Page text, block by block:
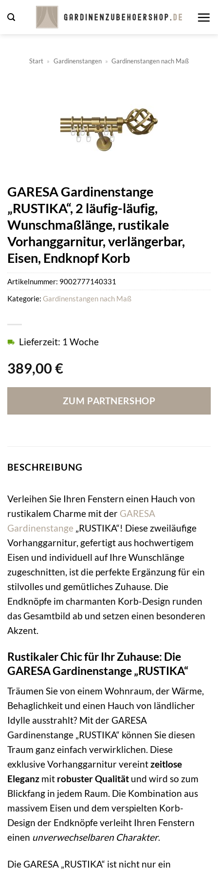
Inhalt
Start » Gardinenstangen » Gardinenstangen nach Maß
GARESA Gardinenstange
„RUSTIKA“, 2 läufig-läufig,
Wunschmaßlänge, rustikale
Vorhanggarnitur, verlängerbar,
Eisen, Endknopf Korb
389,00 €
Lieferzeit: 1 Woche
ZUM PARTNERSHOP
Artikelnummer: 9002777140331
Kategorie: Gardinenstangen nach Maß
BESCHREIBUNG
Verleihen Sie Ihren Fenstern einen Hauch von
rustikalem Charme mit der GARESA
Gardinenstange „RUSTIKA“! Diese zweiläufige
Vorhanggarnitur, gefertigt aus hochwertigem
Eisen und individuell auf Ihre Wunschlänge
zugeschnitten, ist die perfekte Ergänzung für ein
stilvolles und gemütliches Zuhause. Die
Endknöpfe im charmanten Korb-Design runden
das Gesamtbild ab und setzen einen besonderen
Akzent.
Rustikaler Chic für Ihr Zuhause: Die
GARESA Gardinenstange „RUSTIKA“
Träumen Sie von einem Wohnraum, der Wärme,
Behaglichkeit und einen Hauch von ländlicher
Idylle ausstrahlt? Mit der GARESA
Gardinenstange „RUSTIKA“ können Sie diesen
Traum ganz einfach verwirklichen. Diese
exklusive Vorhanggarnitur vereintzeitlose
Eleganz mit robuster Qualität und wird so zum
Blickfang in jedem Raum. Die Kombination aus
massivem Eisen und dem verspielten Korb-
Design der Endknöpfe verleiht Ihren Fenstern
einen unverwechselbaren Charakter.
Die GARESA „RUSTIKA“ ist nicht nur ein